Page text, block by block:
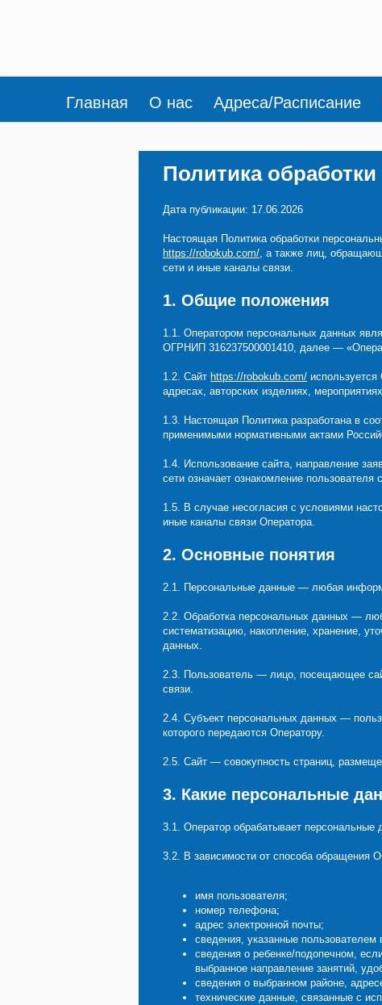
Главная О нас Адреса/Расписание
Политика
Дата публикации: 17.06.2026
Настоящая Политика обработки
https://robokub.com/, а также лиц,
сети и иные каналы связи.
1. Общие положения
1.1. Оператором персональных данных
ОГРНИП 316237500001410, далее —
1.2. Сайт https://robokub.com/
адресах, авторских изделиях,
1.3. Настоящая Политика разработана в
применимыми нормативными актами
1.4. Использование сайта, направление
сети означает ознакомление пользователя
1.5. В случае несогласия с условиями
иные каналы связи Оператора.
2. Основные понятия
2.1. Персональные данные — любая
2.2. Обработка персональных данных —
систематизацию, накопление, хранение,
данных.
2.3. Пользователь — лицо, посещающее
связи.
2.4. Субъект персональных данных —
которого передаются Оператору.
2.5. Сайт — совокупность страниц,
3. Какие персональные
3.1. Оператор обрабатывает
3.2. В зависимости от способа обращения
имя пользователя;
номер телефона;
адрес электронной почты;
сведения, указанные
сведения о ребенке/подопечном,
выбранное направление занятий,
сведения о выбранном районе,
технические данные, связанные с